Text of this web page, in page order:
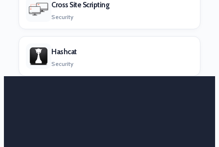
Cross Site Scripting
Security
Hashcat
Security